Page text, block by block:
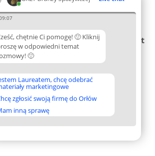
chętnie Ci pomogę! 🙂 Kliknij
w odpowiedni temat
🙂
Laureatem, chcę odebrać
marketingowe
zgłosić swoją firmę do Orłów
inną sprawę
o. sp. k.
Ruska 22
50-079
492 400
Plebiscyt
Lista
Laureatów
Zasady
Regulamin
Prywatności
Kontakt